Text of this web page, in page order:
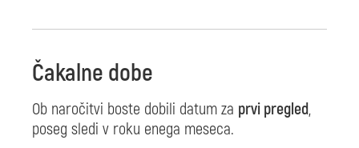
Čakalne dobe
Ob naročitvi boste dobili datum za prvi pregled,
poseg sledi v roku enega meseca.